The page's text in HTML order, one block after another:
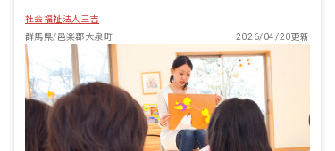
社会福祉法人三吉
群馬県/邑楽郡大泉町
2026/04/20更新